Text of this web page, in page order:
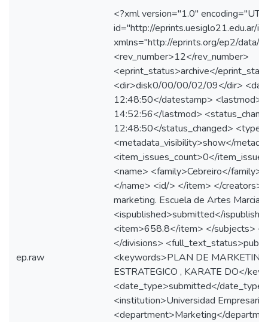
ep.raw
<?xml version="1.0"
id="http://eprints.uesiglo21.edu.ar/
xmlns="http://eprints.org/ep2/data/
<rev_number>12</rev_number>
<eprint_status>archive</
<dir>disk0/00/00/02/09</dir>
12:48:50</datestamp>
14:52:56</lastmod>
12:48:50</status_changed>
<metadata_visibility>show</
<item_issues_count>0</
<name> <family>Cebreiro</family>
</name> <id/> </item> </creators>
marketing. Escuela de Artes
<ispublished>submitted</
<item>658.8</item> </subjects>
</divisions>
<keywords>PLAN DE
ESTRATEGICO , KARATE DO</
<date_type>submitted</
<institution>Universidad
<department>Marketing</